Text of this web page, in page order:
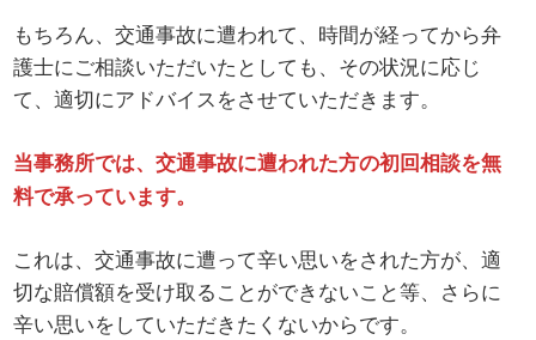
もちろん、交通事故に遭われて、時間が経ってから弁
護士にご相談いただいたとしても、その状況に応じ
て、適切にアドバイスをさせていただきます。
当事務所では、交通事故に遭われた方の初回相談を無
料で承っています。
これは、交通事故に遭って辛い思いをされた方が、適
切な賠償額を受け取ることができないこと等、さらに
辛い思いをしていただきたくないからです。